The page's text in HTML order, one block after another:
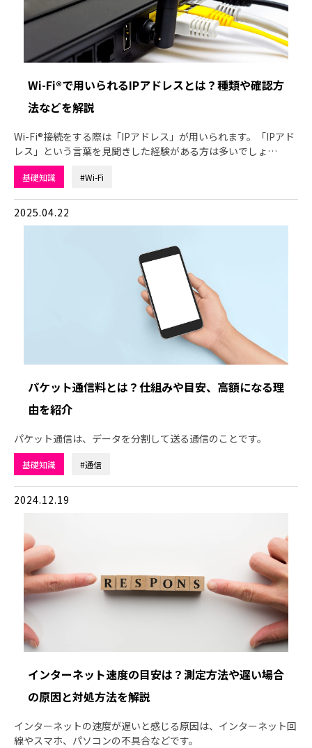
Wi-Fi®で用いられるIPアドレスとは？種類や確認方
法などを解説
Wi-Fi®接続をする際は「IPアドレス」が用いられます。「IPアド
レス」という言葉を見聞きした経験がある方は多いでしょ…
基礎知識 #Wi-Fi
2025.04.22
パケット通信料とは？仕組みや目安、高額になる理
由を紹介
パケット通信は、データを分割して送る通信のことです。
基礎知識 #通信
2024.12.19
インターネット速度の目安は？測定方法や遅い場合
の原因と対処方法を解説
インターネットの速度が遅いと感じる原因は、インターネット回
線やスマホ、パソコンの不具合などです。